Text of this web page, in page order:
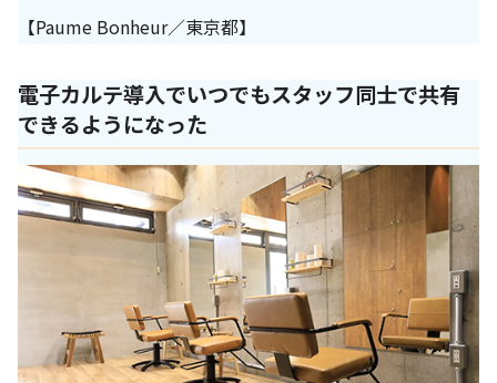
【Paume Bonheur／東京都】
電子カルテ導入でいつでもスタッフ同士で共有
できるようになった